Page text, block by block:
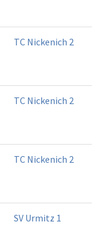
TC Nickenich 2
TC Nickenich 2
TC Nickenich 2
SV Urmitz 1